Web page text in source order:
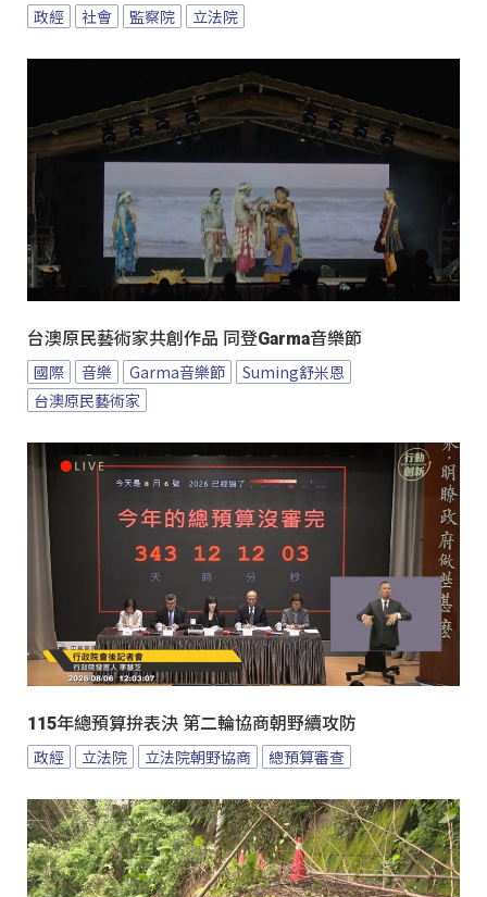
政經 社會 監察院 立法院
台澳原民藝術家共創作品 同登Garma音樂節
國際 音樂 Garma音樂節
Suming舒米恩
台澳原民藝術家
115年總預算拚表決 第二輪協商朝野續攻防
政經 立法院 立法院朝野協商 總預算審查